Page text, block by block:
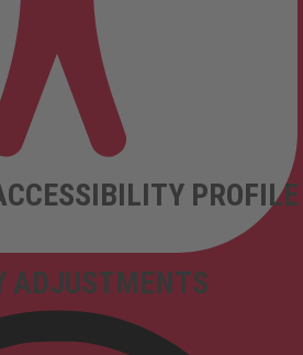
ADJUSTMENTS
PROFILE